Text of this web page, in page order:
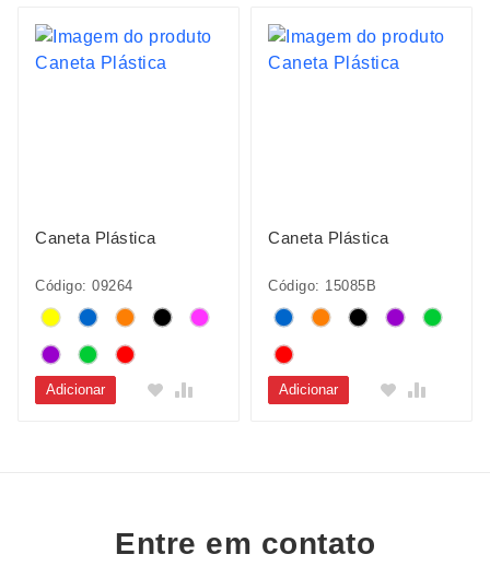
Caneta Plástica
Código: 09264
Adicionar
Caneta Plástica
Código: 15085B
Adicionar
Entre em contato